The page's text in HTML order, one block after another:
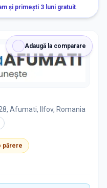
locuri libere
job-uri
De stat
și primești 3 luni gratuit.
Adaugă la comparare
Afumati, Ilfov, Romania
părere